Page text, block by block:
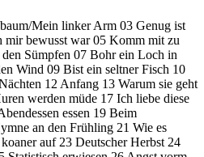
Mein linker Arm 03 Genug ist
mir bewusst war 05 Komm mit zu
Sümpfen 07 Bohr ein Loch in
Wind 09 Bist ein seltner Fisch 10
12 Anfang 13 Warum sie geht
werden müde 17 Ich liebe diese
essen 19 Beim
an den Frühling 21 Wie es
auf 23 Deutscher Herbst 24